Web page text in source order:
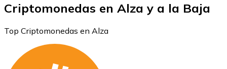
Criptomonedas en Alza y a la Baja
Top Criptomonedas en Alza